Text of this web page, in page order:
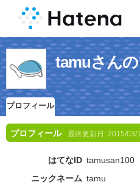
tamuさん
プロフィール
プロフィール 最終更新日: 2015/03/
はてなID tamusan100
ニックネーム tamu